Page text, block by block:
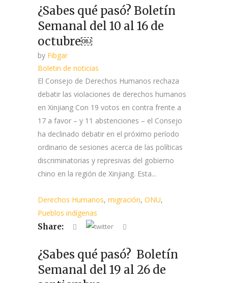
¿Sabes qué pasó? Boletín
Semanal del 10 al 16 de
octubre￼
by Fibgar
Boletin de noticias
El Consejo de Derechos Humanos rechaza
debatir las violaciones de derechos humanos
en Xinjiang Con 19 votos en contra frente a
17 a favor – y 11 abstenciones – el Consejo
ha declinado debatir en el próximo período
ordinario de sesiones acerca de las políticas
discriminatorias y represivas del gobierno
chino en la región de Xinjiang. Esta...
Derechos Humanos, migración, ONU,
Pueblos indígenas
Share:
¿Sabes qué pasó? Boletín
Semanal del 19 al 26 de